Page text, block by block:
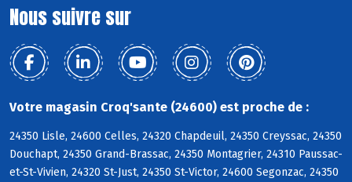
Nous suivre sur
Votre magasin Croq'sante (24600) est proche de :
24350 Lisle, 24600 Celles, 24320 Chapdeuil, 24350 Creyssac, 24350
Douchapt, 24350 Grand-Brassac, 24350 Montagrier, 24310 Paussac-
et-St-Vivien, 24320 St-Just, 24350 St-Victor, 24600 Segonzac, 24350